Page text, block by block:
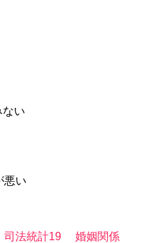
い
悪い
司法統計19 婚姻関係